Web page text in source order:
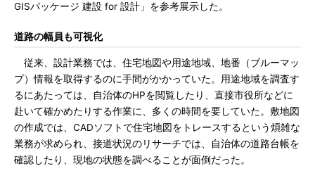
GISパッケージ 建設 for 設計」を参考展示した。
道路の幅員も可視化
従来、設計業務では、住宅地図や用途地域、地番（ブルーマッ
プ）情報を取得するのに手間がかかっていた。用途地域を調査す
るにあたっては、自治体のHPを閲覧したり、直接市役所などに
赴いて確かめたりする作業に、多くの時間を要していた。敷地図
の作成では、CADソフトで住宅地図をトレースするという煩雑な
業務が求められ、接道状況のリサーチでは、自治体の道路台帳を
確認したり、現地の状態を調べることが面倒だった。